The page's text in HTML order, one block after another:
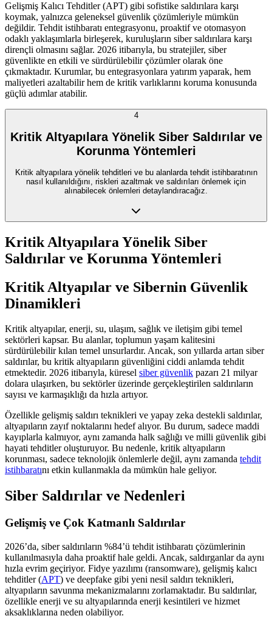
Gelişmiş Kalıcı Tehditler (APT) gibi sofistike saldırılara karşı
koymak, yalnızca geleneksel güvenlik çözümleriyle mümkün
değildir. Tehdit istihbaratı entegrasyonu, proaktif ve otomasyon
odaklı yaklaşımlarla birleşerek, kuruluşların siber saldırılara karşı
dirençli olmasını sağlar. 2026 itibarıyla, bu stratejiler, siber
güvenlikte en etkili ve sürdürülebilir çözümler olarak öne
çıkmaktadır. Kurumlar, bu entegrasyonlara yatırım yaparak, hem
maliyetleri azaltabilir hem de kritik varlıklarını koruma konusunda
güçlü adımlar atabilir.
4
Kritik Altyapılara Yönelik Siber Saldırılar ve
Korunma Yöntemleri
Kritik altyapılara yönelik tehditleri ve bu alanlarda tehdit istihbaratının
nasıl kullanıldığını, riskleri azaltmak ve saldırıları önlemek için
alınabilecek önlemleri detaylandıracağız.
Kritik Altyapılara Yönelik Siber
Saldırılar ve Korunma Yöntemleri
Kritik Altyapılar ve Sibernin Güvenlik
Dinamikleri
Kritik altyapılar, enerji, su, ulaşım, sağlık ve iletişim gibi temel
sektörleri kapsar. Bu alanlar, toplumun yaşam kalitesini
sürdürülebilir kılan temel unsurlardır. Ancak, son yıllarda artan siber
saldırılar, bu kritik altyapıların güvenliğini ciddi anlamda tehdit
etmektedir. 2026 itibarıyla, küresel siber güvenlik pazarı 21 milyar
dolara ulaşırken, bu sektörler üzerinde gerçekleştirilen saldırıların
sayısı ve karmaşıklığı da hızla artıyor.
Özellikle gelişmiş saldırı teknikleri ve yapay zeka destekli saldırılar,
altyapıların zayıf noktalarını hedef alıyor. Bu durum, sadece maddi
kayıplarla kalmıyor, aynı zamanda halk sağlığı ve milli güvenlik gibi
hayati tehditler oluşturuyor. Bu nedenle, kritik altyapıların
korunması, sadece teknolojik önlemlerle değil, aynı zamanda tehdit
istihbaratını etkin kullanmakla da mümkün hale geliyor.
Siber Saldırılar ve Nedenleri
Gelişmiş ve Çok Katmanlı Saldırılar
2026’da, siber saldırıların %84’ü tehdit istihbaratı çözümlerinin
kullanılmasıyla daha proaktif hale geldi. Ancak, saldırganlar da aynı
hızla evrim geçiriyor. Fidye yazılımı (ransomware), gelişmiş kalıcı
tehditler (APT) ve deepfake gibi yeni nesil saldırı teknikleri,
altyapıların savunma mekanizmalarını zorlamaktadır. Bu saldırılar,
özellikle enerji ve su altyapılarında enerji kesintileri ve hizmet
aksaklıklarına neden olabiliyor.